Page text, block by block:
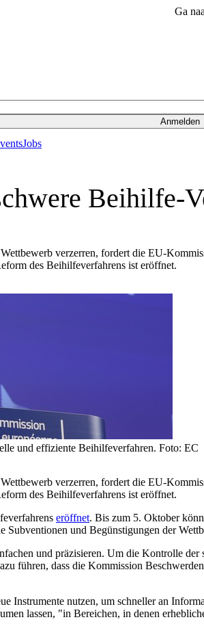
Ga
Anmelden
Jobs
Beihilfe-
verzerren, fordert die EU-
des Beihilfeverfahrens ist eröffnet.
und effiziente Beihilfeverfahren. Foto: EC
verzerren, fordert die EU-
des Beihilfeverfahrens ist eröffnet.
eröffnet. Bis zum 5. Oktober
und Begünstigungen der
und präzisieren. Um die Kontrolle
führen, dass die Kommission
Instrumente nutzen, um schneller an
lassen, "in Bereichen, in denen